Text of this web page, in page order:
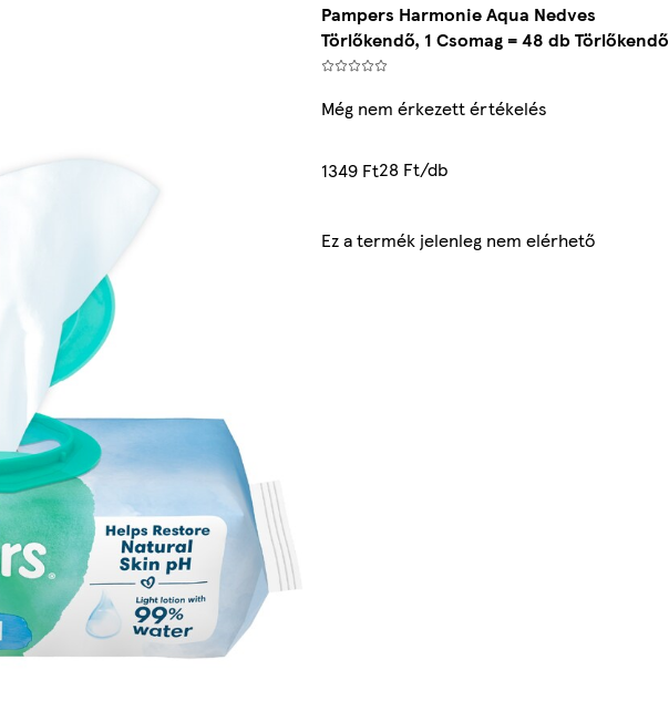
Pampers Harmonie Aqua Nedves
Törlőkendő, 1 Csomag = 48 db Törlőkendő
Még nem érkezett értékelés
1349 Ft28 Ft/db
Ez a termék jelenleg nem elérhető